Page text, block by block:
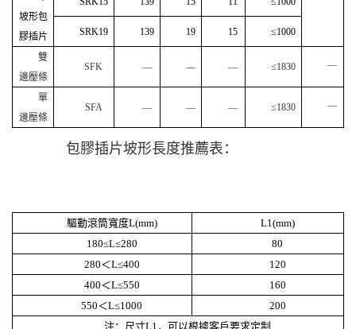
坡形包
膠插片
SRK19 139 19 15 ≤1000
雙
邊壓條
SFK — — — ≤1830 —
單
邊壓條
SFA — — — ≤1830 —
包膠插片坡形長度推薦表：
驅動滾筒寬度L(mm)
L1(mm)
180≤L≤280
80
280＜L≤400
120
400＜L≤550
160
550＜L≤1000
200
注：尺寸L1 ，可以根據客戶要求定制